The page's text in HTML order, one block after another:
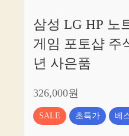
삼성 LG HP 노
게임 포토샵 주
년 사은품
326,000원
SALE 초특가 베